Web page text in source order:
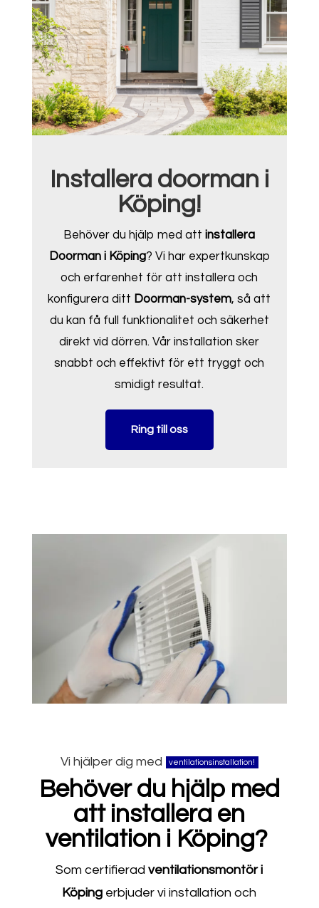
Installera doorman i
Köping!
Behöver du hjälp med attinstallera
Doorman i Köping? Vi har expertkunskap
och erfarenhet för att installera och
konfigurera ditt Doorman-system, så att
du kan få full funktionalitet och säkerhet
direkt vid dörren. Vår installation sker
snabbt och effektivt för ett tryggt och
smidigt resultat.
Ring till oss
Vi hjälper dig med ventilationsinstallation!
Behöver du hjälp med
att installera en
ventilation i Köping?
Som certifieradventilationsmontör i
Köping erbjuder vi installation och